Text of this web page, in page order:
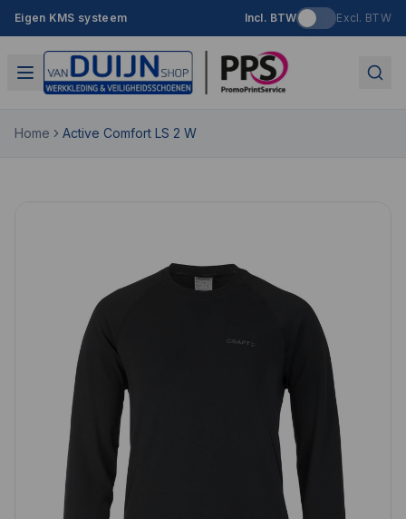
Eigen KMS systeem Incl. BTW Excl. BTW
Home Active Comfort LS 2 W